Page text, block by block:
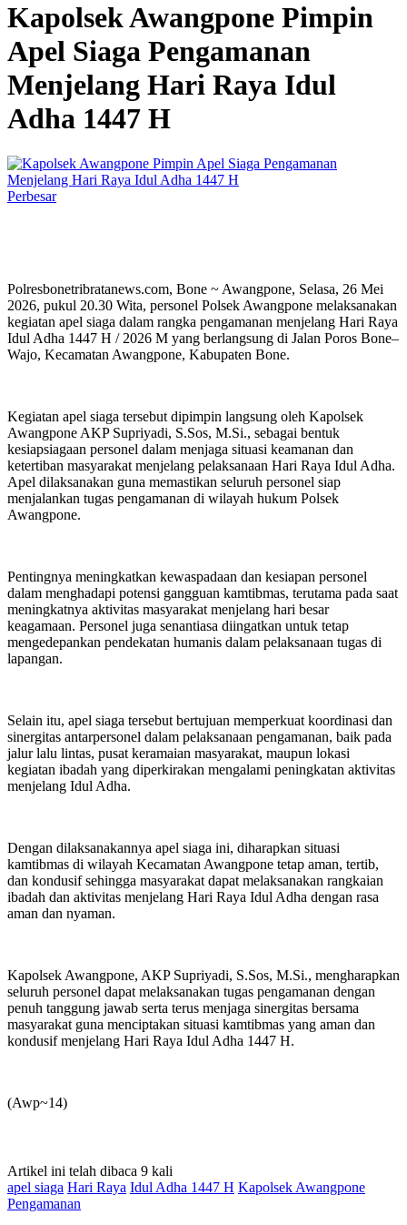
Kapolsek Awangpone Pimpin
Apel Siaga Pengamanan
Menjelang Hari Raya Idul
Adha 1447 H
Perbesar
Polresbonetribratanews.com, Bone ~ Awangpone, Selasa, 26 Mei
2026, pukul 20.30 Wita, personel Polsek Awangpone melaksanakan
kegiatan apel siaga dalam rangka pengamanan menjelang Hari Raya
Idul Adha 1447 H / 2026 M yang berlangsung di Jalan Poros Bone–
Wajo, Kecamatan Awangpone, Kabupaten Bone.
Kegiatan apel siaga tersebut dipimpin langsung oleh Kapolsek
Awangpone AKP Supriyadi, S.Sos, M.Si., sebagai bentuk
kesiapsiagaan personel dalam menjaga situasi keamanan dan
ketertiban masyarakat menjelang pelaksanaan Hari Raya Idul Adha.
Apel dilaksanakan guna memastikan seluruh personel siap
menjalankan tugas pengamanan di wilayah hukum Polsek
Awangpone.
Pentingnya meningkatkan kewaspadaan dan kesiapan personel
dalam menghadapi potensi gangguan kamtibmas, terutama pada saat
meningkatnya aktivitas masyarakat menjelang hari besar
keagamaan. Personel juga senantiasa diingatkan untuk tetap
mengedepankan pendekatan humanis dalam pelaksanaan tugas di
lapangan.
Selain itu, apel siaga tersebut bertujuan memperkuat koordinasi dan
sinergitas antarpersonel dalam pelaksanaan pengamanan, baik pada
jalur lalu lintas, pusat keramaian masyarakat, maupun lokasi
kegiatan ibadah yang diperkirakan mengalami peningkatan aktivitas
menjelang Idul Adha.
Dengan dilaksanakannya apel siaga ini, diharapkan situasi
kamtibmas di wilayah Kecamatan Awangpone tetap aman, tertib,
dan kondusif sehingga masyarakat dapat melaksanakan rangkaian
ibadah dan aktivitas menjelang Hari Raya Idul Adha dengan rasa
aman dan nyaman.
Kapolsek Awangpone, AKP Supriyadi, S.Sos, M.Si., mengharapkan
seluruh personel dapat melaksanakan tugas pengamanan dengan
penuh tanggung jawab serta terus menjaga sinergitas bersama
masyarakat guna menciptakan situasi kamtibmas yang aman dan
kondusif menjelang Hari Raya Idul Adha 1447 H.
‎(Awp~14)
Artikel ini telah dibaca 9 kali
apel siaga Hari Raya Idul Adha 1447 H Kapolsek Awangpone
Pengamanan